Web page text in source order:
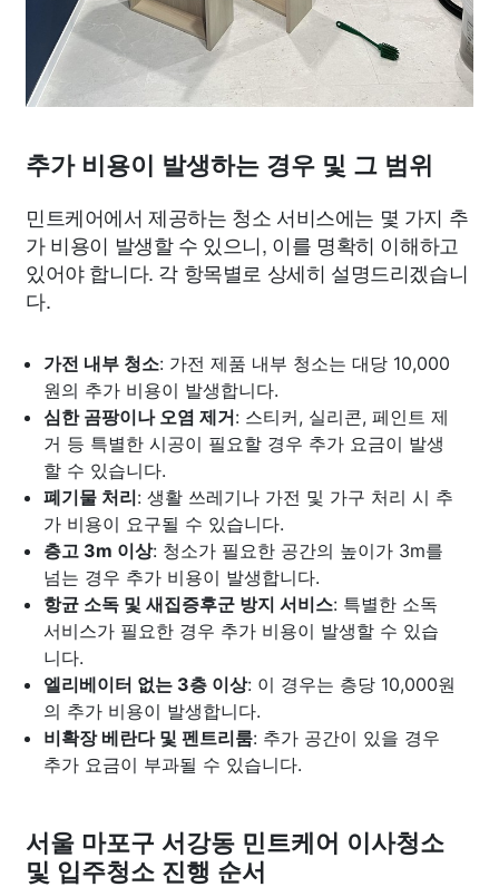
추가 비용이 발생하는 경우 및 그 범위
민트케어에서 제공하는 청소 서비스에는 몇 가지 추
가 비용이 발생할 수 있으니, 이를 명확히 이해하고
있어야 합니다. 각 항목별로 상세히 설명드리겠습니
다.
가전 내부 청소: 가전 제품 내부 청소는 대당 10,000
원의 추가 비용이 발생합니다.
심한 곰팡이나 오염 제거: 스티커, 실리콘, 페인트 제
거 등 특별한 시공이 필요할 경우 추가 요금이 발생
할 수 있습니다.
폐기물 처리: 생활 쓰레기나 가전 및 가구 처리 시 추
가 비용이 요구될 수 있습니다.
층고 3m 이상: 청소가 필요한 공간의 높이가 3m를
넘는 경우 추가 비용이 발생합니다.
항균 소독 및 새집증후군 방지 서비스: 특별한 소독
서비스가 필요한 경우 추가 비용이 발생할 수 있습
니다.
엘리베이터 없는 3층 이상: 이 경우는 층당 10,000원
의 추가 비용이 발생합니다.
비확장 베란다 및 펜트리룸: 추가 공간이 있을 경우
추가 요금이 부과될 수 있습니다.
서울 마포구 서강동 민트케어 이사청소
및 입주청소 진행 순서